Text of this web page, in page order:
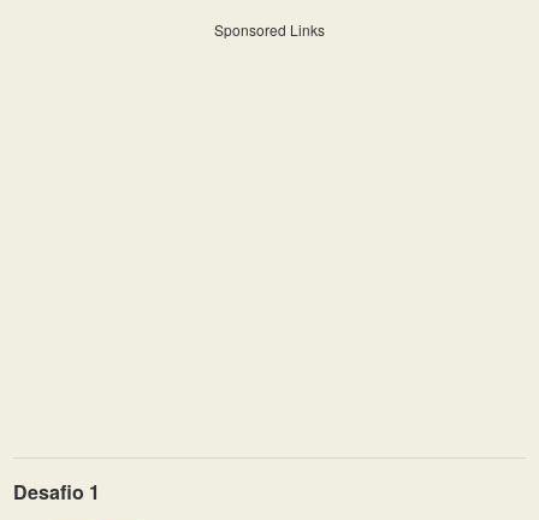
Sponsored Links
Desafio 1